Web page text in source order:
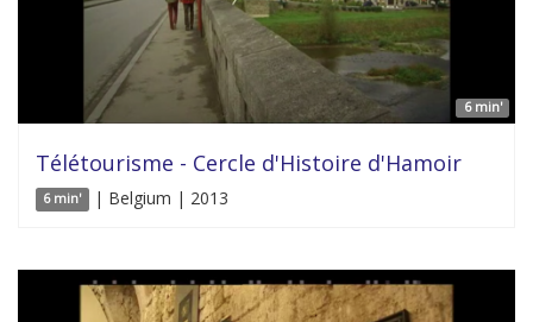
6 min'
Télétourisme - Cercle d'Histoire d'Hamoir
6 min' | Belgium | 2013